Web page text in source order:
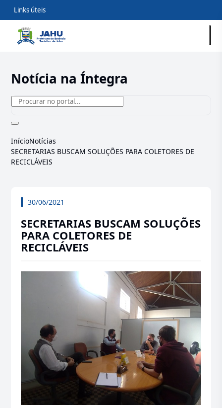
Links úteis
Notícia na Íntegra
InícioNotícias
SECRETARIAS BUSCAM SOLUÇÕES PARA COLETORES DE
RECICLÁVEIS
30/06/2021
SECRETARIAS BUSCAM SOLUÇÕES
PARA COLETORES DE
RECICLÁVEIS